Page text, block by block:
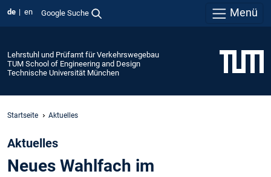
de en Google Suche Menü
Lehrstuhl und Prüfamt für Verkehrswegebau
TUM School of Engineering and Design
Technische Universität München
Startseite Aktuelles
Aktuelles
Neues Wahlfach im